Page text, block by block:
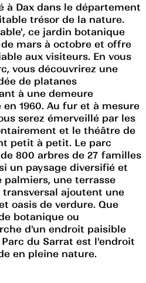
à Dax dans le département
trésor de la nature.
ce jardin botanique
mars à octobre et offre
aux visiteurs. En vous
vous découvrirez une
de platanes
à une demeure
1960. Au fur et à mesure
serez émerveillé par les
et le théâtre de
petit à petit. Le parc
800 arbres de 27 familles
un paysage diversifié et
palmiers, une terrasse
transversal ajoutent une
oasis de verdure. Que
botanique ou
d'un endroit paisible
du Sarrat est l'endroit
en pleine nature.